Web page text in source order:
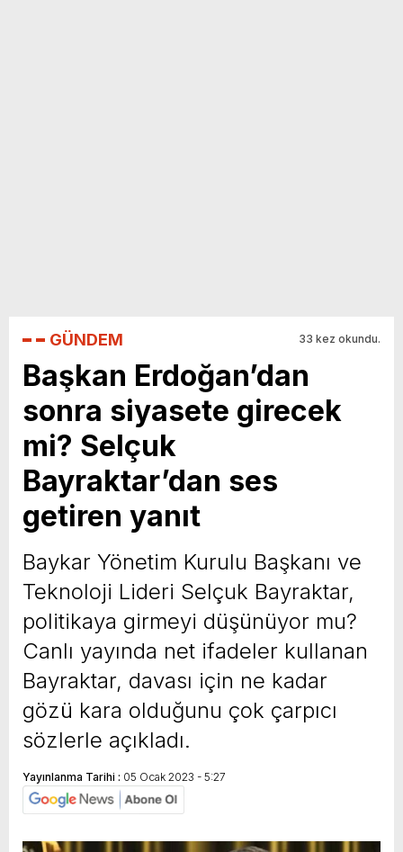
GÜNDEM 33 kez okundu.
Başkan Erdoğan’dan
sonra siyasete girecek
mi? Selçuk
Bayraktar’dan ses
getiren yanıt
Baykar Yönetim Kurulu Başkanı ve
Teknoloji Lideri Selçuk Bayraktar,
politikaya girmeyi düşünüyor mu?
Canlı yayında net ifadeler kullanan
Bayraktar, davası için ne kadar
gözü kara olduğunu çok çarpıcı
sözlerle açıkladı.
Yayınlanma Tarihi : 05 Ocak 2023 - 5:27